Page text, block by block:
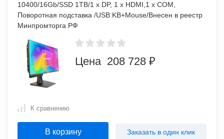
10400/16Gb/SSD 1TB/1 x DP, 1 x HDMI,1 x COM,
Поворотная подставка /USB KB+Mouse/Внесен в реестр
Минпромторга РФ
Цена 208 728 ₽
К сравнению
В корзину Заказать в один клик